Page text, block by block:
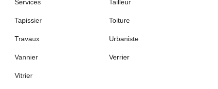
Services Tailleur
Tapissier Toiture
Travaux Urbaniste
Vannier Verrier
Vitrier